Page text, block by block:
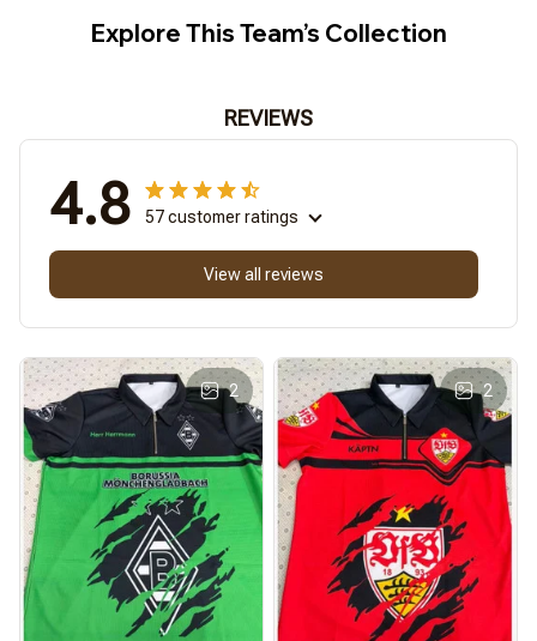
Explore This Team’s Collection
REVIEWS
4.8 57 customer ratings
View all reviews
2 2